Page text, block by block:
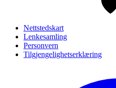
Nettstedskart
Lenkesamling
Personvern
Tilgjengelighetserklæring